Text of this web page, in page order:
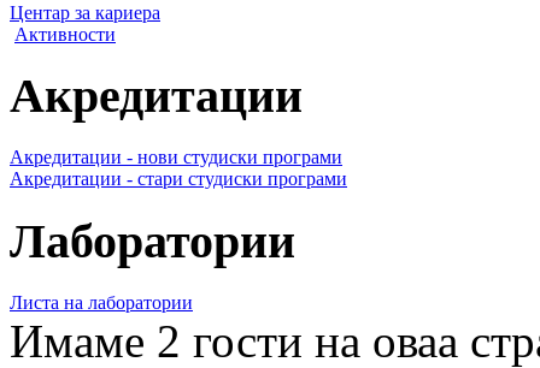
Центар за кариера
Активности
Акредитации
Акредитации - нови студиски програми
Акредитации - стари студиски програми
Лаборатории
Листа на лаборатории
Имаме 2 гости на оваа